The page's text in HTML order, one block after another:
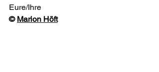
Eure/Ihre
©️ Marion Höft